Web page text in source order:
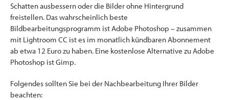
Schatten ausbessern oder die Bilder ohne Hintergrund
freistellen. Das wahrscheinlich beste
Bildbearbeitungsprogramm ist Adobe Photoshop – zusammen
mit Lightroom CC ist es im monatlich kündbaren Abonnement
ab etwa 12 Euro zu haben. Eine kostenlose Alternative zu Adobe
Photoshop ist Gimp.
Folgendes sollten Sie bei der Nachbearbeitung Ihrer Bilder
beachten: